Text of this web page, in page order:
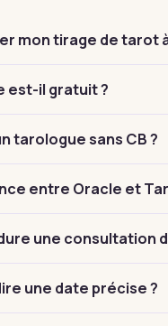
mon tirage de tarot
est-il gratuit ?
tarologue sans CB ?
entre Oracle et
une consultation
une date précise ?